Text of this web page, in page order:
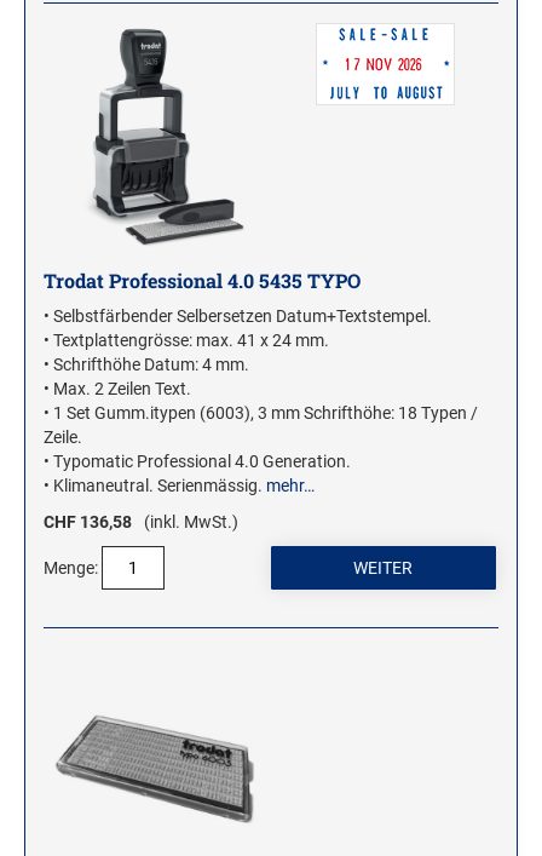
Trodat Professional 4.0 5435 TYPO
• Selbstfärbender Selbersetzen Datum+Textstempel.
• Textplattengrösse: max. 41 x 24 mm.
• Schrifthöhe Datum: 4 mm.
• Max. 2 Zeilen Text.
• 1 Set Gumm.itypen (6003), 3 mm Schrifthöhe: 18 Typen /
Zeile.
• Typomatic Professional 4.0 Generation.
• Klimaneutral. Serienmässig. mehr…
CHF 136,58
(inkl. MwSt.)
Menge: